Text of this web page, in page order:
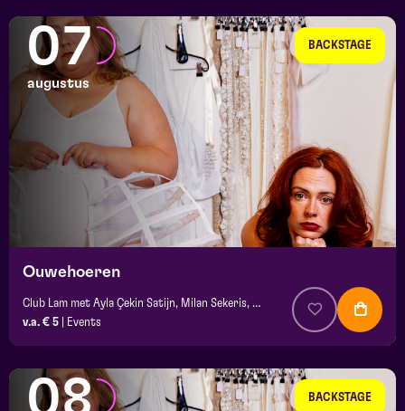
BACKSTAGE
07
augustus
Ouwehoeren
Club Lam met Ayla Çekin Satijn, Milan Sekeris, e.a.
v.a. € 5
Events
BACKSTAGE
08